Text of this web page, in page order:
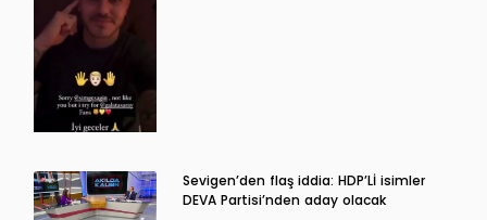
Sevigen’den flaş iddia: HDP’Lİ isimler
DEVA Partisi’nden aday olacak